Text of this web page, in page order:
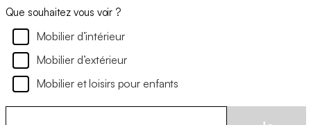
Que souhaitez vous voir ?
Mobilier d’intérieur
Mobilier d’extérieur
Mobilier et loisirs pour enfants